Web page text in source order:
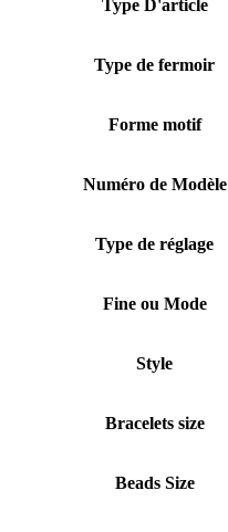
Type D'article
Type de fermoir
Forme motif
Numéro de Modèle
Type de réglage
Fine ou Mode
Style
Bracelets size
Beads Size